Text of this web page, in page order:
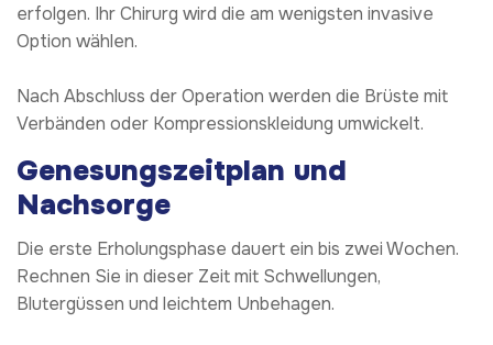
erfolgen. Ihr Chirurg wird die am wenigsten invasive
Option wählen.
Nach Abschluss der Operation werden die Brüste mit
Verbänden oder Kompressionskleidung umwickelt.
Genesungszeitplan und
Nachsorge
Die erste Erholungsphase dauert ein bis zwei Wochen.
Rechnen Sie in dieser Zeit mit Schwellungen,
Blutergüssen und leichtem Unbehagen.